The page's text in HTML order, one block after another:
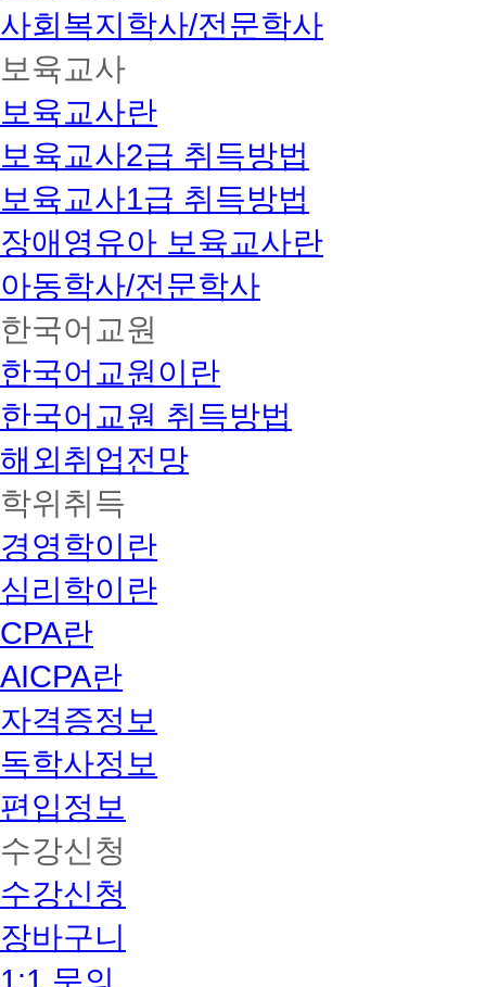
사회복지학사/전문학사
보육교사
보육교사란
보육교사2급 취득방법
보육교사1급 취득방법
장애영유아 보육교사란
아동학사/전문학사
한국어교원
한국어교원이란
한국어교원 취득방법
해외취업전망
학위취득
경영학이란
심리학이란
CPA란
AICPA란
자격증정보
독학사정보
편입정보
수강신청
수강신청
장바구니